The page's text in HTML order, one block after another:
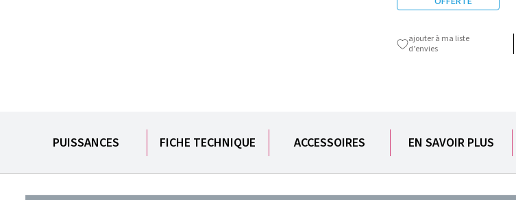
ajouter à ma liste
d’envies
PUISSANCES FICHE TECHNIQUE ACCESSOIRES EN SAVOIR PLUS